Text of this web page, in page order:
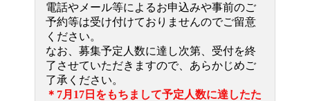
電話やメール等によるお申込みや事前のご
予約等は受け付けておりませんのでご留意
ください。
なお、募集予定人数に達し次第、受付を終
了させていただきますので、あらかじめご
了承ください。
＊7月17日をもちまして予定人数に達したた